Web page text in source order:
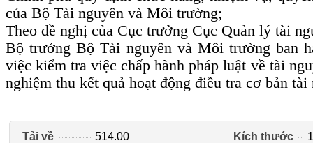
của Bộ Tài nguyên và Môi trường;
Theo đề nghị của Cục trưởng Cục Quản lý tài
Bộ trưởng Bộ Tài nguyên và Môi trường ban
việc kiểm tra việc chấp hành pháp luật về tài
nghiệm thu kết quả hoạt động điều tra cơ bản
Tải về 514.00 Kích thước